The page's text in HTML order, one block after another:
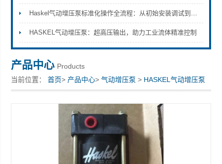
上海康驿实业有限公司
Haskel气动增压泵标准化操作全流程：从初始安装调试到日常维护保养的完整技术规范与安全注意事项
HASKEL气动增压泵：超高压输出，助力工业流体精准控制
产品中心 Products
当前位置：首页> 产品中心>气动增压泵 > HASKEL气动增压泵
> 原装美国HASKEL气动增压泵 AW-B10